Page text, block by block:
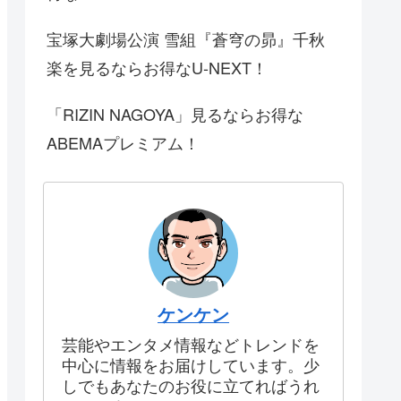
宝塚大劇場公演 雪組『蒼穹の昴』千秋
楽を見るならお得なU-NEXT！
「RIZIN NAGOYA」見るならお得な
ABEMAプレミアム！
ケンケン
芸能やエンタメ情報などトレンドを
中心に情報をお届けしています。少
しでもあなたのお役に立てればうれ